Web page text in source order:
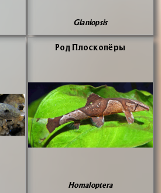
Glaniopsis
Род Пло­ско­пё­ры
Homaloptera